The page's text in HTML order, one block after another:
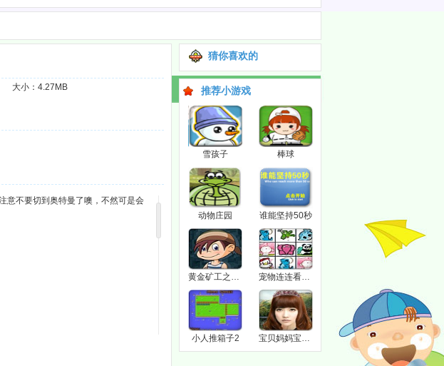
大小：4.27MB
意不要切到奥特曼了噢，不然可是会
猜你喜欢的
推荐小游戏
雪孩子 棒球
动物庄园 谁能坚持50秒
黄金矿工之索马里海盗 宠物连连看3.1
小人推箱子2 宝贝妈妈宝贝女